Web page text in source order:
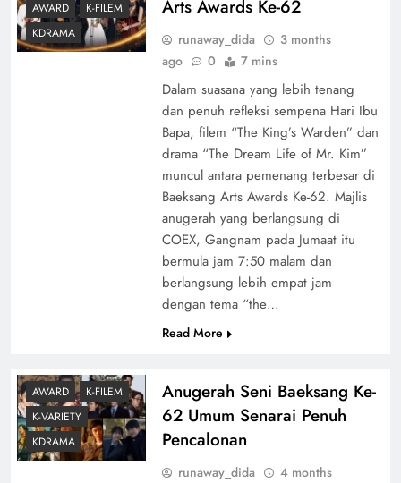
AWARD
K-FILEM
KDRAMA
Arts Awards Ke-62
runaway_dida
3 months
ago
0 7 mins
Dalam suasana yang lebih tenang
dan penuh refleksi sempena Hari Ibu
Bapa, filem “The King’s Warden” dan
drama “The Dream Life of Mr. Kim”
muncul antara pemenang terbesar di
Baeksang Arts Awards Ke-62. Majlis
anugerah yang berlangsung di
COEX, Gangnam pada Jumaat itu
bermula jam 7:50 malam dan
berlangsung lebih empat jam
dengan tema “the…
Read More
AWARD
K-FILEM
K-VARIETY
KDRAMA
Anugerah Seni Baeksang Ke-
62 Umum Senarai Penuh
Pencalonan
runaway_dida
4 months